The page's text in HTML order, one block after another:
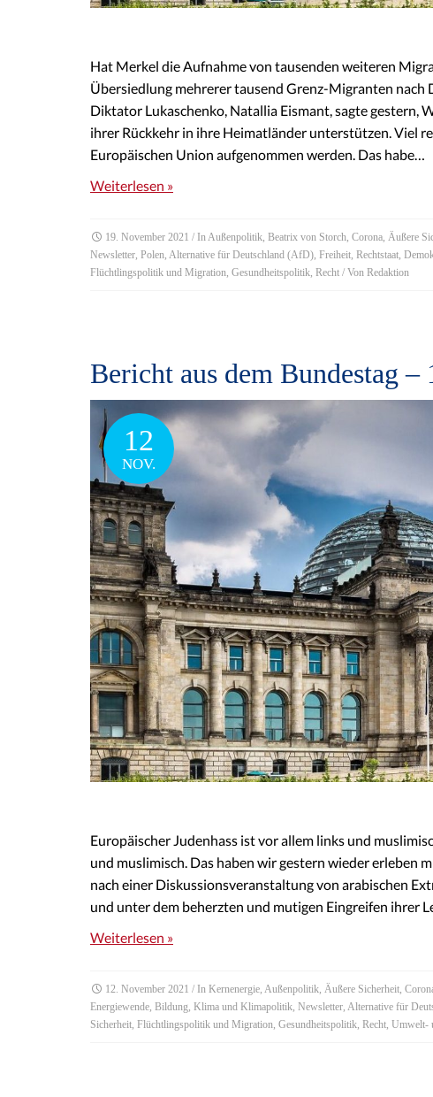
Hat Merkel die Aufnahme von tausenden weiteren
Übersiedlung mehrerer tausend Grenz-Migranten nach
Diktator Lukaschenko, Natallia Eismant, sagte gestern,
ihrer Rückkehr in ihre Heimatländer unterstützen. Viel
Europäischen Union aufgenommen werden. Das habe…
Weiterlesen »
19. November 2021 / In Außenpolitik Beatrix von Storch Corona Äußere
Newsletter Polen Alternative für Deutschland (AfD) Freiheit Rechtstaat
Flüchtlingspolitik und Migration Gesundheitspolitik Recht / Von Redaktion
Bericht aus dem Bundestag –
12
NOV.
Europäischer Judenhass ist vor allem links und
und muslimisch. Das haben wir gestern wieder erleben
nach einer Diskussionsveranstaltung von arabischen
und unter dem beherzten und mutigen Eingreifen ihrer
Weiterlesen »
12. November 2021 / In Kernenergie, Außenpolitik, Äußere Sicherheit,
Energiewende, Bildung, Klima und Klimapolitik, Newsletter, Alternative für
Sicherheit, Flüchtlingspolitik und Migration, Gesundheitspolitik, Recht, Umwelt-